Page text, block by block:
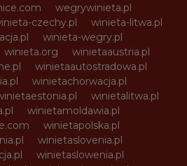
wegrywinieta.pl
czechy.pl
winieta-litwa.pl
winieta-wegry.pl
winieta.org
winietaaustria.pl
winietaautostradowa.pl
winietachorwacja.pl
winietalitwa.pl
winietamoldawia.pl
winietapolska.pl
winietaslovenia.pl
winietaslowenia.pl